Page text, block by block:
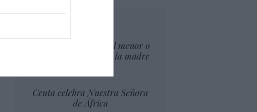
¿El Superior interés el menor o
el superior interés de la madre
Ceuta celebra Nuestra Señora
de África